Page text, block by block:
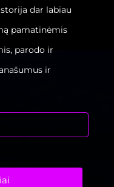
dar labiau
pamatinėmis
parodo ir
ir